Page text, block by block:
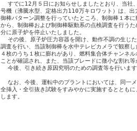
すでに12月５日にお知らせしましたとおり、当社
号機（沸騰水型、定格出力110万キロワット）は、
御棒パターン調整を行っていたところ、制御棒１本
から、制御棒および制御棒駆動系の点検調査を行う
分に原子炉を停止いたしました。
その後、原子炉圧力容器を開け、動作不調の生じ
調査を行い、当該制御棒を水中テレビカメラで観察
４枚のうち１枚に膨れがあり、燃料集合体チャンネ
ことが確認され、また、当該ブレードに微小な割れ等
今後、引き続き原因究明のための調査等を行います
なお、今後、運転中のプラントにおいては、同一
全挿入・全引抜き試験をすみやかに実施するととも
します。